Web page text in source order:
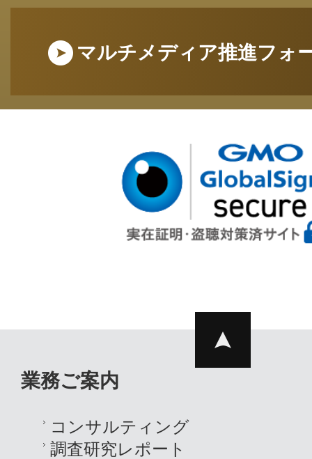
マルチメディア推進フォ
業務ご案内
コンサルティング
調査研究レポート